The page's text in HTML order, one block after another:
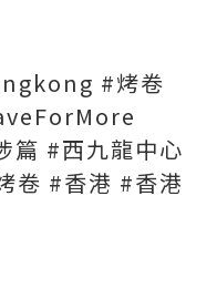
#烤卷
#西九龍中心
卷 #香港 #香港